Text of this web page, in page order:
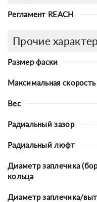
Регламент REACH
Прочие
Размер фаски
Максимальная
Вес
Радиальный зазор
Радиальный люфт
Диаметр заплечика
кольца
Диаметр заплечика/